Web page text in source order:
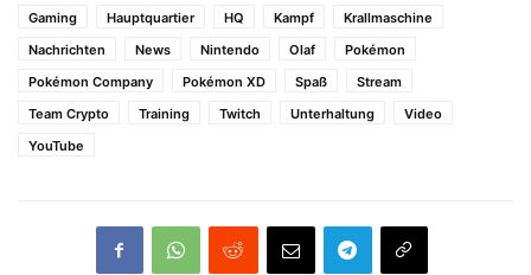
Gaming
Hauptquartier HQ Kampf
Krallmaschine
Nachrichten
News Nintendo Olaf
Pokémon
Pokémon Company
Pokémon XD Spaß
Stream
Team Crypto
Training Twitch Unterhaltung
Video
YouTube